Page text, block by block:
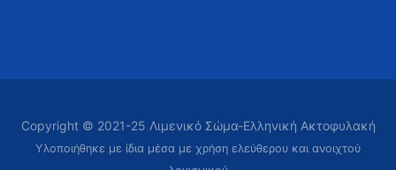
Copyright © 2021-25 Λιμενικό Σώμα-Ελληνική Ακτοφυλακή
Υλοποιήθηκε με ίδια μέσα με χρήση ελεύθερου και ανοιχτού